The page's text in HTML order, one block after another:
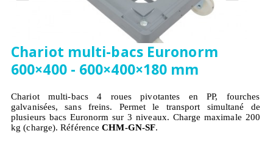
Chariot multi-bacs Euronorm
600×400 - 600×400×180 mm
Chariot multi-bacs 4 roues pivotantes en PP, fourches
galvanisées, sans freins. Permet le transport simultané de
plusieurs bacs Euronorm sur 3 niveaux. Charge maximale 200
kg (charge). RéférenceCHM-GN-SF.